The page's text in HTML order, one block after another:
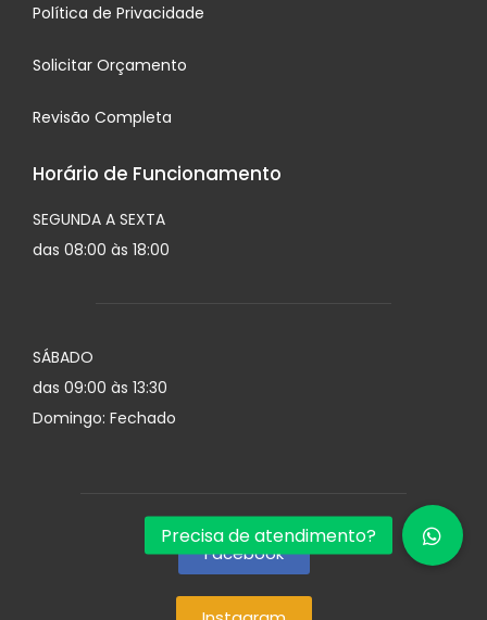
Política de Privacidade
Solicitar Orçamento
Revisão Completa
Horário de Funcionamento
SEGUNDA A SEXTA
das 08:00 às 18:00
SÁBADO
das 09:00 às 13:30
Domingo: Fechado
Facebook